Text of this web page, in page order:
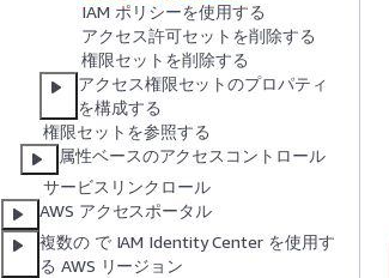
IAM ポリシーを使用する
アクセス許可セットを削除する
権限セットを削除する
アクセス権限セットのプロパティ
を構成する
権限セットを参照する
属性ベースのアクセスコントロール
サービスリンクロール
AWS アクセスポータル
複数の で IAM Identity Center を使用す
る AWS リージョン